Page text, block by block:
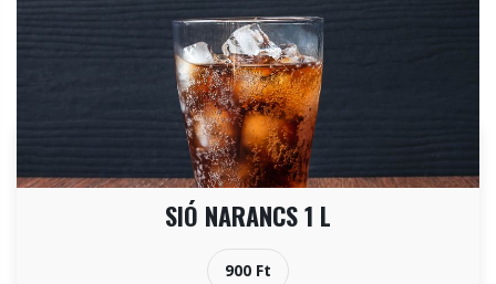
SIÓ NARANCS 1 L
900 Ft